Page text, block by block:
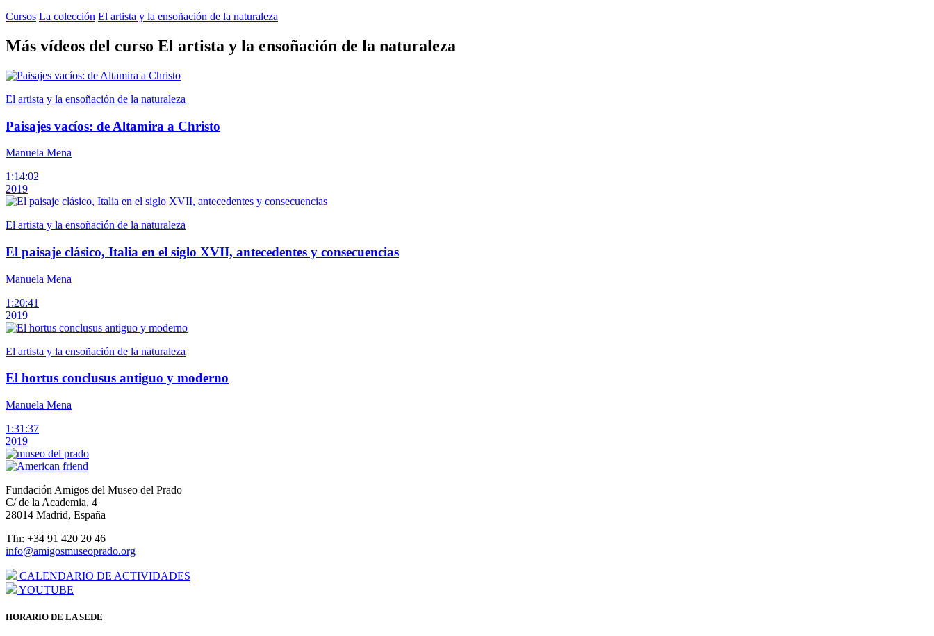
Cursos La colección El artista y la ensoñación de la naturaleza
Más vídeos del curso El artista y la ensoñación de la naturaleza
El artista y la ensoñación de la naturaleza
Paisajes vacíos: de Altamira a Christo
Manuela Mena
1:14:02
2019
El artista y la ensoñación de la naturaleza
El paisaje clásico, Italia en el siglo XVII, antecedentes y consecuencias
Manuela Mena
1:20:41
2019
El artista y la ensoñación de la naturaleza
El hortus conclusus antiguo y moderno
Manuela Mena
1:31:37
2019
Fundación Amigos del Museo del Prado
C/ de la Academia, 4
28014 Madrid, España
Tfn: +34 91 420 20 46
info@amigosmuseoprado.org
CALENDARIO DE ACTIVIDADES
YOUTUBE
HORARIO DE LA SEDE